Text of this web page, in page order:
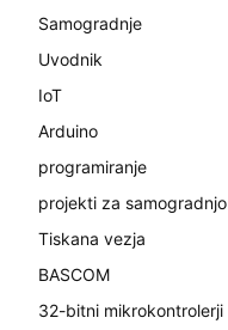
Samogradnje
Uvodnik
IoT
Arduino
programiranje
projekti za samogradnjo
Tiskana vezja
BASCOM
32-bitni mikrokontrolerji